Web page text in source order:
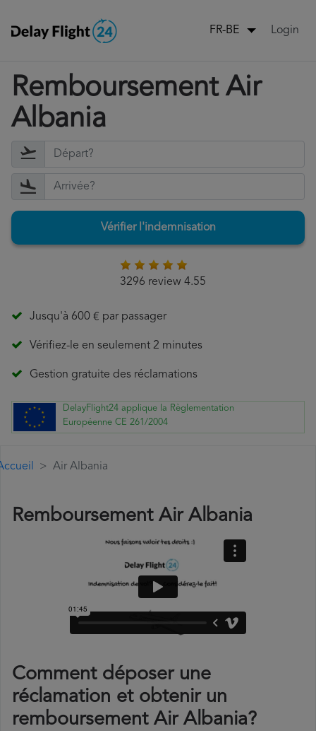
FR-BE Login
Remboursement Air
Albania
Vérifier l'indemnisation
3296 review 4.55
Jusqu'à 600 € par passager
Vérifiez-le en seulement 2 minutes
Gestion gratuite des réclamations
DelayFlight24 applique la Règlementation
Européenne CE 261/2004
Air Albania
Remboursement Air Albania
Comment déposer une
réclamation et obtenir un
remboursement Air Albania?